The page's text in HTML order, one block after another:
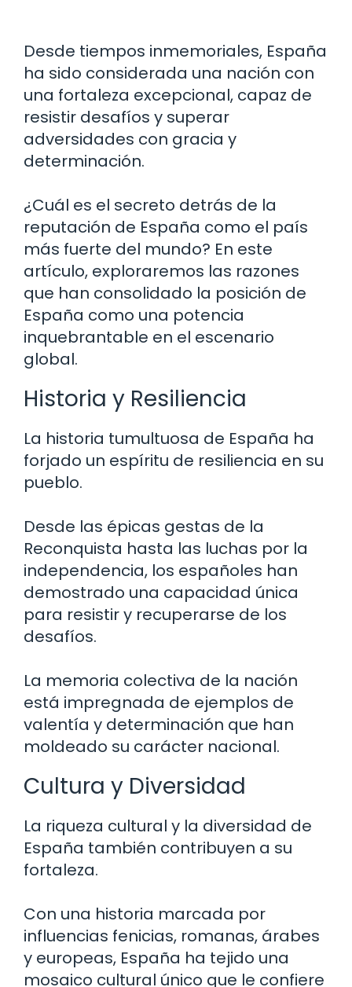
Desde tiempos inmemoriales, España
ha sido considerada una nación con
una fortaleza excepcional, capaz de
resistir desafíos y superar
adversidades con gracia y
determinación.
¿Cuál es el secreto detrás de la
reputación de España como el país
más fuerte del mundo? En este
artículo, exploraremos las razones
que han consolidado la posición de
España como una potencia
inquebrantable en el escenario
global.
Historia y Resiliencia
La historia tumultuosa de España ha
forjado un espíritu de resiliencia en su
pueblo.
Desde las épicas gestas de la
Reconquista hasta las luchas por la
independencia, los españoles han
demostrado una capacidad única
para resistir y recuperarse de los
desafíos.
La memoria colectiva de la nación
está impregnada de ejemplos de
valentía y determinación que han
moldeado su carácter nacional.
Cultura y Diversidad
La riqueza cultural y la diversidad de
España también contribuyen a su
fortaleza.
Con una historia marcada por
influencias fenicias, romanas, árabes
y europeas, España ha tejido una
mosaico cultural único que le confiere